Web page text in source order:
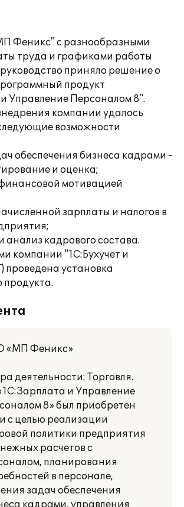
Феникс" с разнообразными
труда и графиками работы
приняло решение о
продукт
Управление Персоналом 8".
компании удалось
возможности
обеспечения бизнеса кадрами -
и оценка;
мотивацией
зарплаты и налогов в
анализ кадрового состава.
компании "1С:Бухучет и
проведена установка
продукта.
«МП Феникс»
деятельности: Торговля.
и Управление
8» был приобретен
с целью реализации
политики предприятия
расчетов с
планирования
в персонале,
задач обеспечения
кадрами, управления